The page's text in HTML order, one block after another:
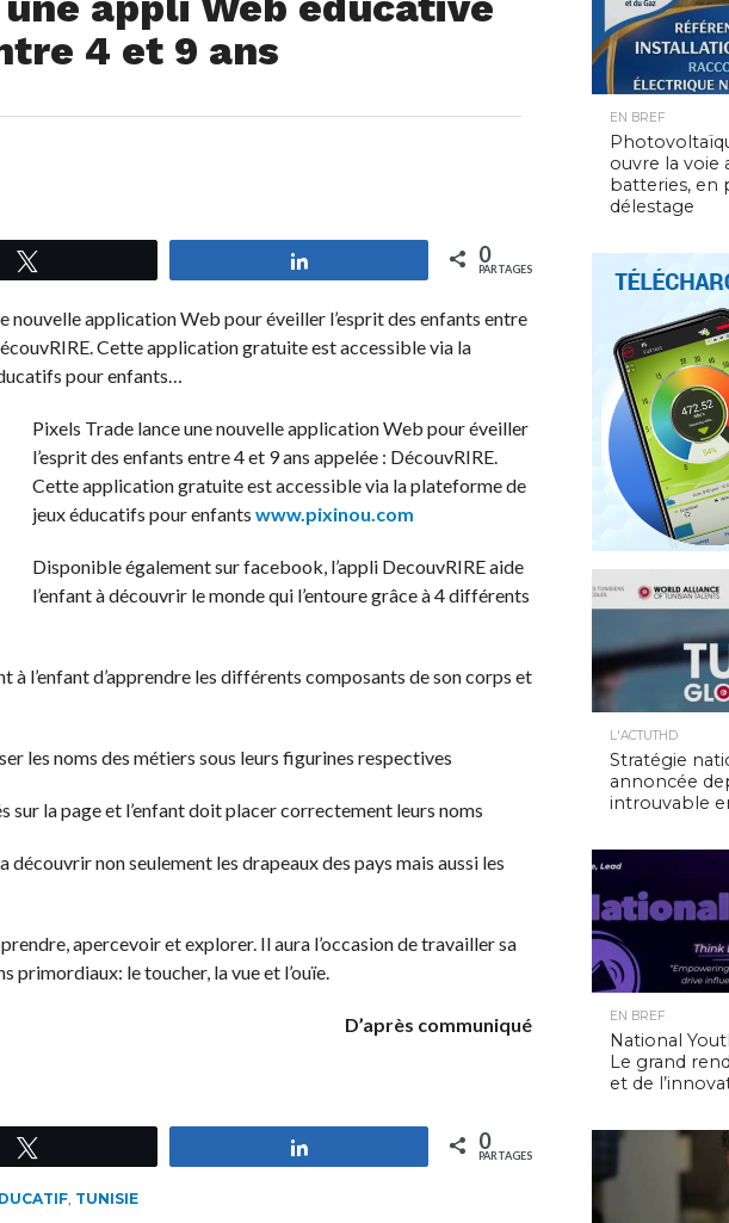
4 et 9 ans
0
PARTAGES
nouvelle application Web pour éveiller l’esprit des enfants entre
Cette application gratuite est accessible via la
pour enfants…
Pixels Trade lance une nouvelle application Web pour éveiller
l’esprit des enfants entre 4 et 9 ans appelée : DécouvRIRE.
Cette application gratuite est accessible via la plateforme de
jeux éducatifs pour enfants www.pixinou.com
Disponible également sur facebook, l’appli DecouvRIRE aide
l’enfant à découvrir le monde qui l’entoure grâce à 4 différents
l’enfant d’apprendre les différents composants de son corps et
les noms des métiers sous leurs figurines respectives
sur la page et l’enfant doit placer correctement leurs noms
découvrir non seulement les drapeaux des pays mais aussi les
apercevoir et explorer. Il aura l’occasion de travailler sa
primordiaux: le toucher, la vue et l’ouïe.
D’après communiqué
0
PARTAGES
, TUNISIE
EN BREF
ouvre la voie
batteries, en
délestage
L'ACTUTHD
Stratégie
annoncée
introuvable
EN BREF
National
Le grand
et de